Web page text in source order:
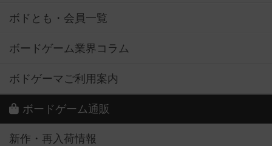
ボドとも・会員一覧
ボードゲーム業界コラム
ボドゲーマご利用案内
ボードゲーム通販
新作・再入荷情報